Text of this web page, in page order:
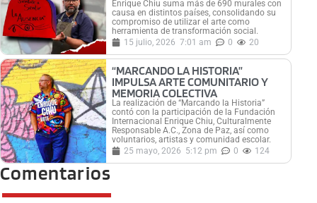
Enrique Chiu suma más de 690 murales con
causa en distintos países, consolidando su
compromiso de utilizar el arte como
herramienta de transformación social.
15 julio, 2026 7:01 am 0 20
“MARCANDO LA HISTORIA”
IMPULSA ARTE COMUNITARIO Y
MEMORIA COLECTIVA
La realización de “Marcando la Historia”
contó con la participación de la Fundación
Internacional Enrique Chiu, Culturalmente
Responsable A.C., Zona de Paz, así como
voluntarios, artistas y comunidad escolar.
25 mayo, 2026 5:12 pm 0 124
Comentarios